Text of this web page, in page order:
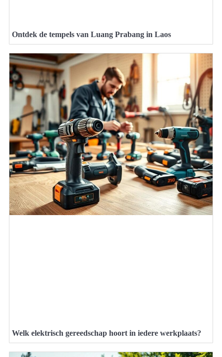
Ontdek de tempels van Luang Prabang in Laos
Welk elektrisch gereedschap hoort in iedere werkplaats?